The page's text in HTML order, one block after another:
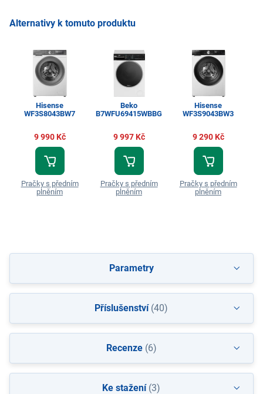
Alternativy k tomuto produktu
Hisense
WF3S8043BW7
9 990 Kč
Pračky s předním
plněním
Beko
B7WFU69415WBBG
9 997 Kč
Pračky s předním
plněním
Hisense
WF3S9043BW3
9 290 Kč
Pračky s předním
plněním
Parametry
Příslušenství(40)
Recenze(6)
Ke stažení(3)